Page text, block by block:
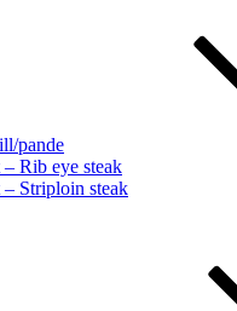
pande
Rib eye steak
Striploin steak